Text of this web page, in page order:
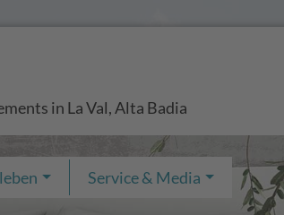
in La Val, Alta Badia
Service & Media